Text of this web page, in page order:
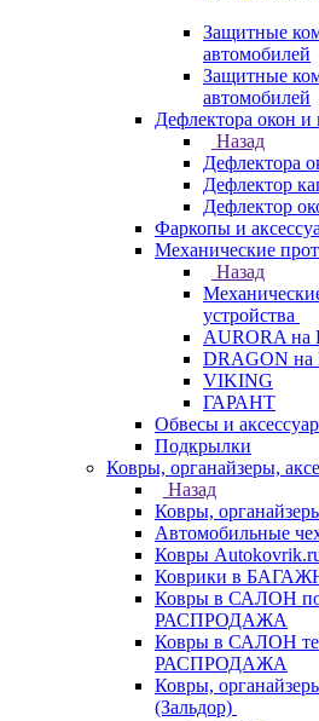
Защитные
автомобилей
Защитные
автомобилей
Дефлектора окон и
Назад
Дефлектора
Дефлектор
Дефлектор
Фаркопы и
Механические
Назад
устройства
AURORA
DRAGON на
VIKING
ГАРАНТ
Обвесы и
Подкрылки
Ковры, органайзеры,
Назад
Ковры,
Автомобильные
Ковры
Коврики в
Ковры в САЛОН
РАСПРОДАЖА
Ковры в САЛОН
РАСПРОДАЖА
Ковры,
(Зальдор)